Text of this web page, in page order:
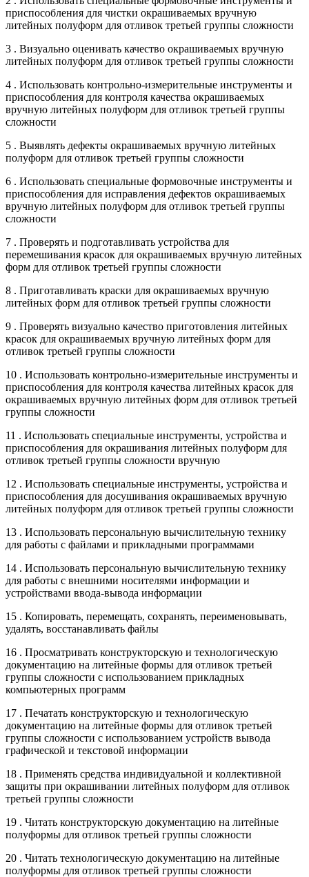
приспособления для чистки окрашиваемых вручную
литейных полуформ для отливок третьей группы сложности
3 . Визуально оценивать качество окрашиваемых вручную
литейных полуформ для отливок третьей группы сложности
4 . Использовать контрольно-измерительные инструменты и
приспособления для контроля качества окрашиваемых
вручную литейных полуформ для отливок третьей группы
сложности
5 . Выявлять дефекты окрашиваемых вручную литейных
полуформ для отливок третьей группы сложности
6 . Использовать специальные формовочные инструменты и
приспособления для исправления дефектов окрашиваемых
вручную литейных полуформ для отливок третьей группы
сложности
7 . Проверять и подготавливать устройства для
перемешивания красок для окрашиваемых вручную литейных
форм для отливок третьей группы сложности
8 . Приготавливать краски для окрашиваемых вручную
литейных форм для отливок третьей группы сложности
9 . Проверять визуально качество приготовления литейных
красок для окрашиваемых вручную литейных форм для
отливок третьей группы сложности
10 . Использовать контрольно-измерительные инструменты и
приспособления для контроля качества литейных красок для
окрашиваемых вручную литейных форм для отливок третьей
группы сложности
11 . Использовать специальные инструменты, устройства и
приспособления для окрашивания литейных полуформ для
отливок третьей группы сложности вручную
12 . Использовать специальные инструменты, устройства и
приспособления для досушивания окрашиваемых вручную
литейных полуформ для отливок третьей группы сложности
13 . Использовать персональную вычислительную технику
для работы с файлами и прикладными программами
14 . Использовать персональную вычислительную технику
для работы с внешними носителями информации и
устройствами ввода-вывода информации
15 . Копировать, перемещать, сохранять, переименовывать,
удалять, восстанавливать файлы
16 . Просматривать конструкторскую и технологическую
документацию на литейные формы для отливок третьей
группы сложности с использованием прикладных
компьютерных программ
17 . Печатать конструкторскую и технологическую
документацию на литейные формы для отливок третьей
группы сложности с использованием устройств вывода
графической и текстовой информации
18 . Применять средства индивидуальной и коллективной
защиты при окрашивании литейных полуформ для отливок
третьей группы сложности
19 . Читать конструкторскую документацию на литейные
полуформы для отливок третьей группы сложности
20 . Читать технологическую документацию на литейные
полуформы для отливок третьей группы сложности